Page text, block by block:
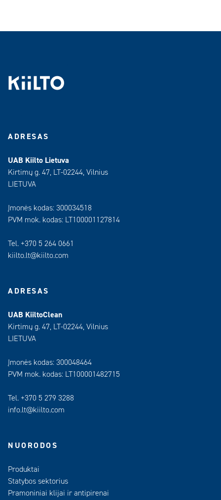
ADRESAS
UAB Kiilto Lietuva
Kirtimų g. 47, LT-02244, Vilnius
LIETUVA
Įmonės kodas: 300034518
PVM mok. kodas: LT100001127814
Tel. +370 5 264 0661
kiilto.lt@kiilto.com
ADRESAS
UAB KiiltoClean
Kirtimų g. 47, LT-02244, Vilnius
LIETUVA
Įmonės kodas: 300048464
PVM mok. kodas: LT100001482715
Tel. +370 5 279 3288
info.lt@kiilto.com
NUORODOS
Produktai
Statybos sektorius
Pramoniniai klijai ir antipirenai